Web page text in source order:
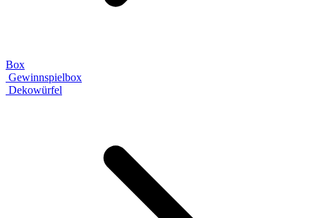
Box
Gewinnspielbox
Dekowürfel